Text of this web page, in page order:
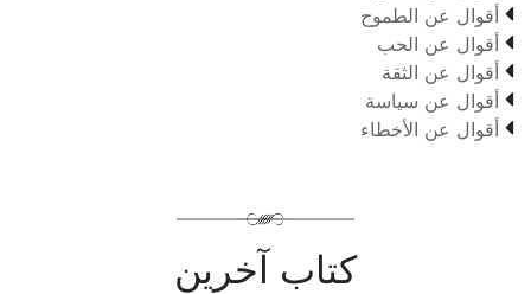
 أقوال عن الطموح
 أقوال عن الحب
 أقوال عن الثقة
 أقوال عن سياسة
 أقوال عن الأخطاء
كتاب آخرين